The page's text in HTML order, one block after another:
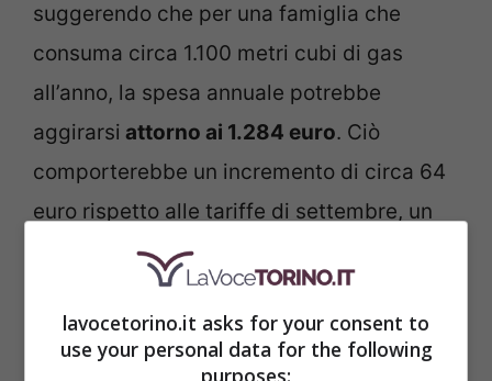
suggerendo che per una famiglia che
consuma circa 1.100 metri cubi di gas
all’anno, la spesa annuale potrebbe
aggirarsi attorno ai 1.284 euro. Ciò
comporterebbe un incremento di circa 64
euro rispetto alle tariffe di settembre, un
peso non indifferente sul bilancio delle
famiglie italiane.
Le preoccupazioni non si fermano qui. Con
lavocetorino.it asks for your consent to
use your personal data for the following
purposes: